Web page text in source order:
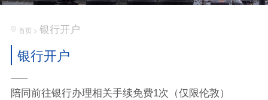
首页 > 银行开户
银行开户
陪同前往银行办理相关手续免费1次（仅限伦敦）